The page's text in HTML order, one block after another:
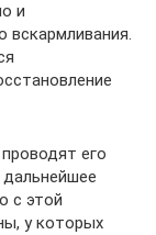
и
вскармливания.
его
с этой
у которых